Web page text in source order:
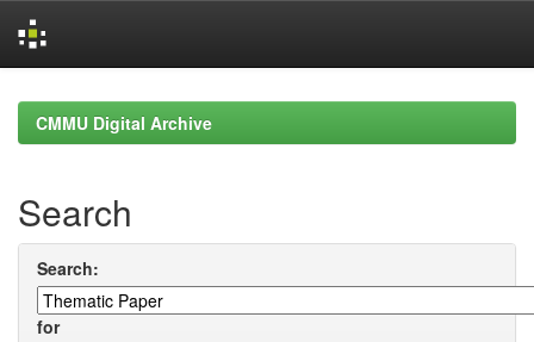
navigationCMMU Digital Archive
Search
Search:
for